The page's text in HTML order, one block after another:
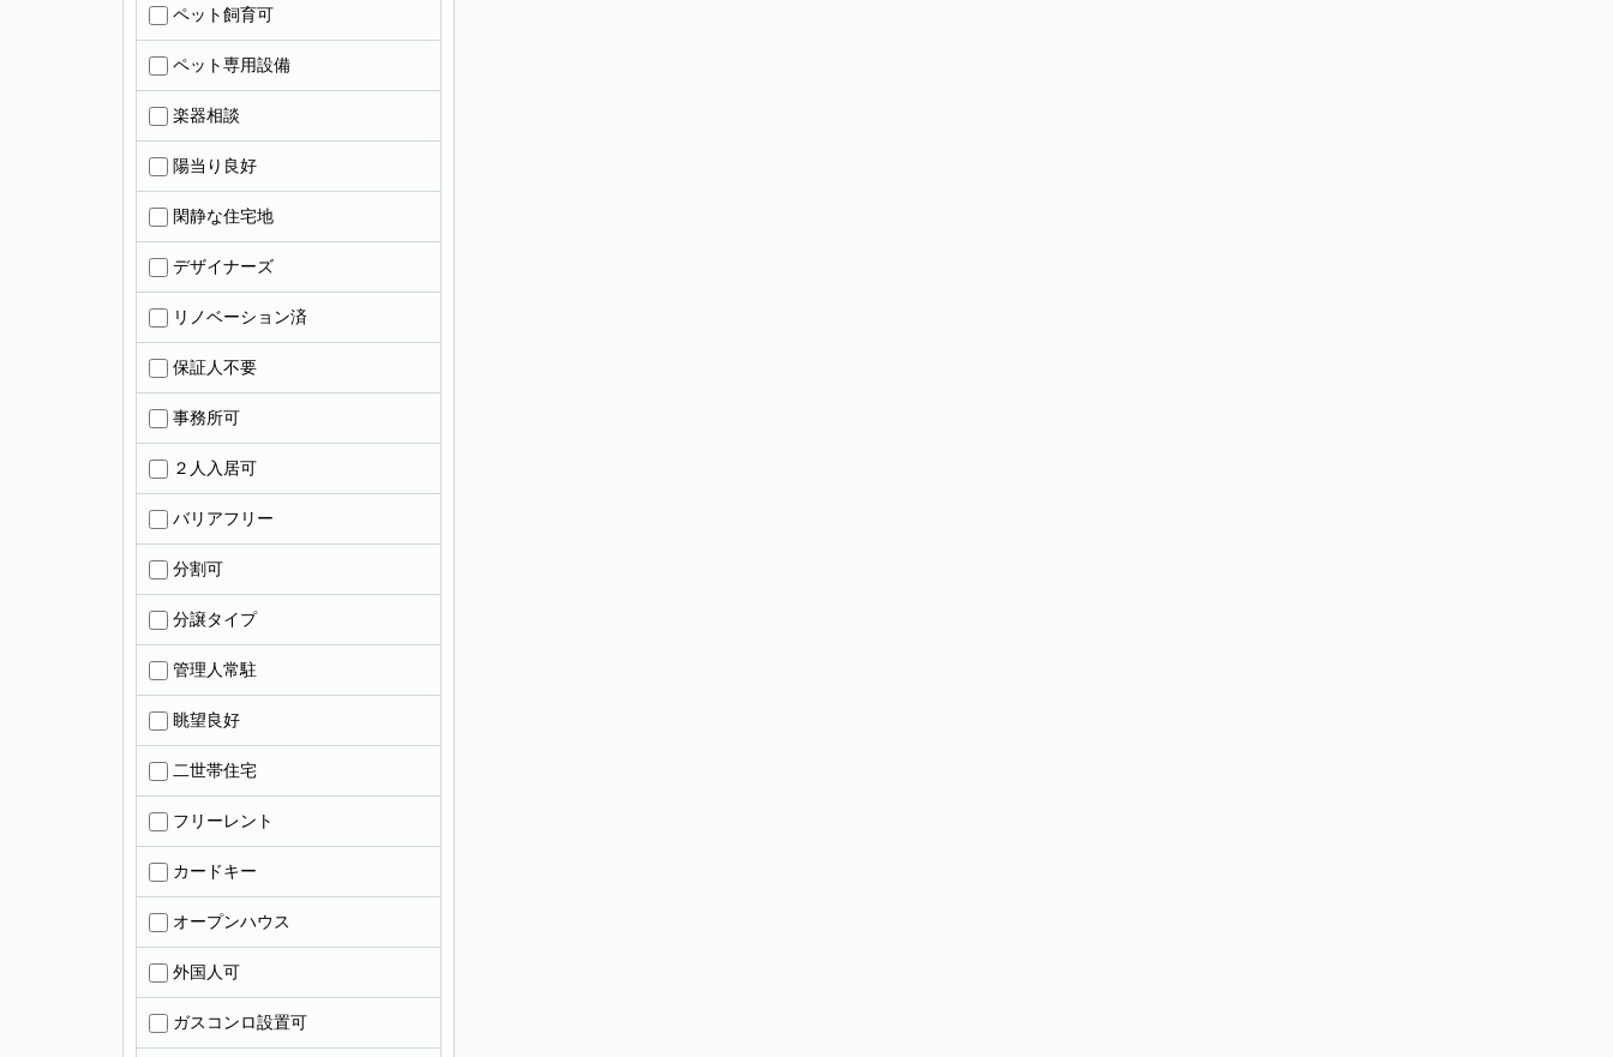
ペット飼育可
ペット専用設備
楽器相談
陽当り良好
閑静な住宅地
デザイナーズ
リノベーション済
保証人不要
事務所可
２人入居可
バリアフリー
分割可
分譲タイプ
管理人常駐
眺望良好
二世帯住宅
フリーレント
カードキー
オープンハウス
外国人可
ガスコンロ設置可